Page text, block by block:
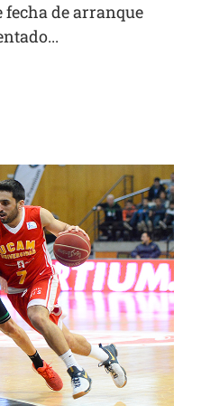
fecha de arranque